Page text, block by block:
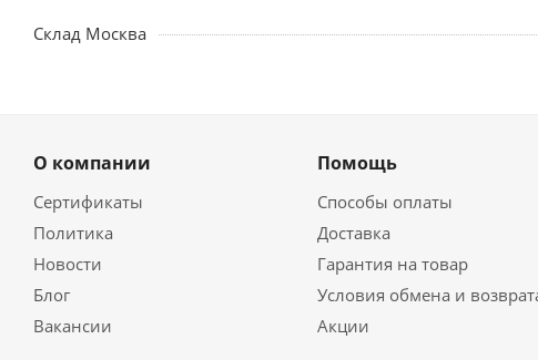
Склад Москва
О компании
Сертификаты
Политика
Новости
Блог
Вакансии
Помощь
Способы оплаты
Доставка
Гарантия на товар
Условия обмена и
Акции